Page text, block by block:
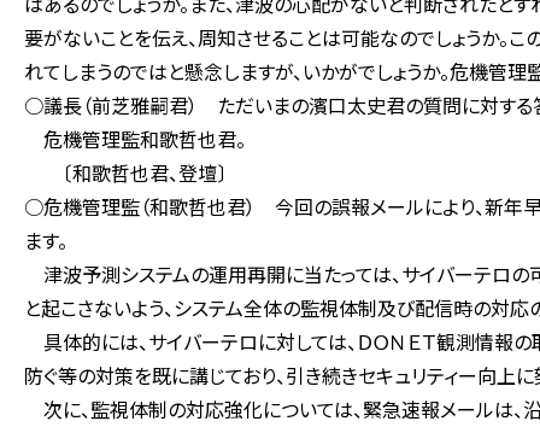
要がないことを伝え、周知させることは可能なのでしょうか。
れてしまうのではと懸念しますが、いかがでしょうか。危機管理
○議長（前芝雅嗣君） ただいまの濱口太史君の質問に対する
危機管理監和歌哲也君。
〔和歌哲也君、登壇〕
○危機管理監（和歌哲也君） 今回の誤報メールにより、新年
ます。
津波予測システムの運用再開に当たっては、サイバーテロ
と起こさないよう、システム全体の監視体制及び配信時の対応
具体的には、サイバーテロに対しては、ＤＯＮＥＴ観測情報
防ぐ等の対策を既に講じており、引き続きセキュリティー向上に
次に、監視体制の対応強化については、緊急速報メールは